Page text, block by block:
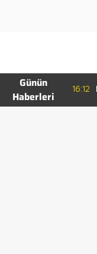
Günün
Haberleri
16:12